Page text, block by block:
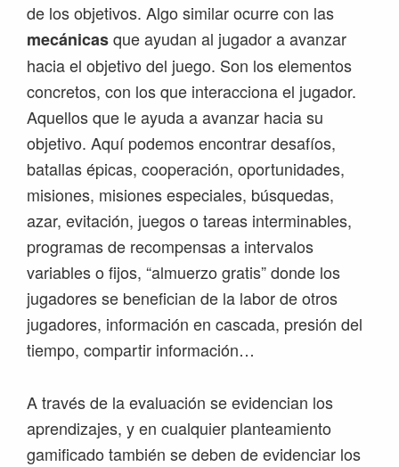
de los objetivos. Algo similar ocurre con las
mecánicasque ayudan al jugador a avanzar
hacia el objetivo del juego. Son los elementos
concretos, con los que interacciona el jugador.
Aquellos que le ayuda a avanzar hacia su
objetivo. Aquí podemos encontrar desafíos,
batallas épicas, cooperación, oportunidades,
misiones, misiones especiales, búsquedas,
azar, evitación, juegos o tareas interminables,
programas de recompensas a intervalos
variables o fijos, “almuerzo gratis” donde los
jugadores se benefician de la labor de otros
jugadores, información en cascada, presión del
tiempo, compartir información…
A través de la evaluación se evidencian los
aprendizajes, y en cualquier planteamiento
gamificado también se deben de evidenciar los